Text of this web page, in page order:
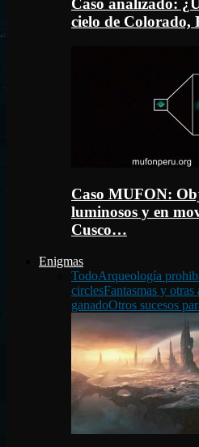
Caso analizado:
cielo de Colorado,
Caso MUFON:
luminosos y en
Cusco…
Enigmas
TodoArqueología
circlesFantasmas y otras
ganadoOtros sucesos